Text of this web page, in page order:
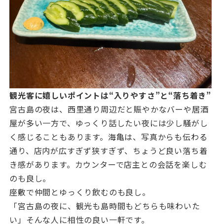
観光客に嬉しいポイントは“入りやすさ”と“落ち着き”
宮古島の夜は、西里通り周辺だと賑やかなバーや居酒
屋が多い一方で、ゆっくり話したい夜には少し騒がし
く感じることもあります。海亀は、写真からも伝わる
通り、店内が広すぎず狭すぎず、ちょうど良い落ち着
き感があります。カウンターで店主との会話を楽しむ
のも良し。
座敷で仲間とゆっくり飲むのも良し。
「宮古島の夜に、観光も島時間もどちらも味わいた
い」そんな人に相性の良い一軒です。